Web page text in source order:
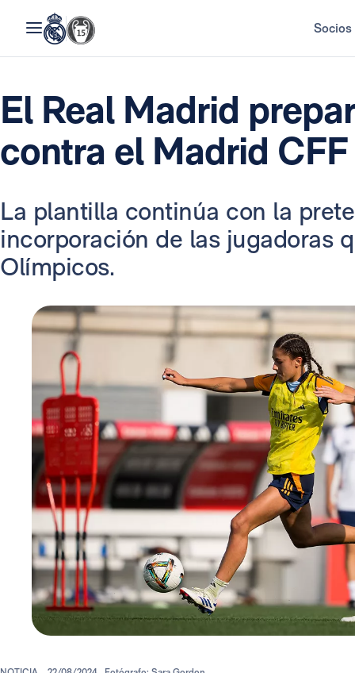
Socios
El Real Madrid
contra el Madrid CFF
La plantilla continúa con la
incorporación de las jugadoras
Olímpicos.